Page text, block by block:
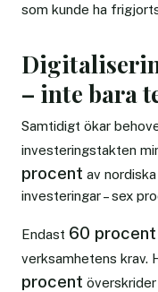
som kunde ha
– inte bara
Samtidigt ökar
investeringstakten
procent av
investeringar – sex
Endast 60 procent
verksamhetens krav.
procent